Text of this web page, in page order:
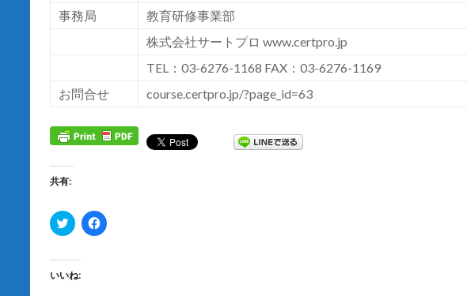
事務局
教育研修事業部
株式会社サートプロ www.certpro.jp
TEL：03-6276-1168 FAX：03-6276-1169
お問合せ
course.certpro.jp/?page_id=63
共有:
ク
リ
し
て
T
F
a
いいね: